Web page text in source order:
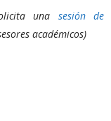
una sesión de
académicos)